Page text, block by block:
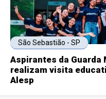
São Sebastião - SP
Aspirantes da Guarda
realizam visita
Alesp